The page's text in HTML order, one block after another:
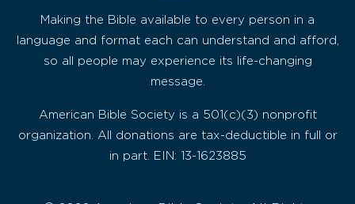
Making the Bible available to every person in a
language and format each can understand and afford,
so all people may experience its life-changing
message.
American Bible Society is a 501(c)(3) nonprofit
organization. All donations are tax-deductible in full or
in part. EIN: 13-1623885